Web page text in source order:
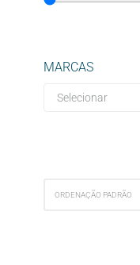
MARCAS